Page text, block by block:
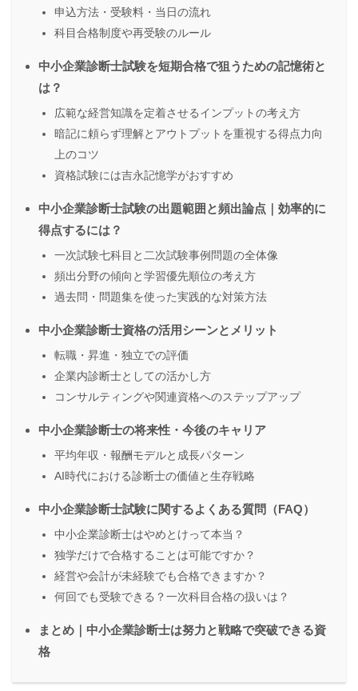
申込方法・受験料・当日の流れ
科目合格制度や再受験のルール
中小企業診断士試験を短期合格で狙うための記憶術と
は？
広範な経営知識を定着させるインプットの考え方
暗記に頼らず理解とアウトプットを重視する得点力向
上のコツ
資格試験には吉永記憶学がおすすめ
中小企業診断士試験の出題範囲と頻出論点｜効率的に
得点するには？
一次試験七科目と二次試験事例問題の全体像
頻出分野の傾向と学習優先順位の考え方
過去問・問題集を使った実践的な対策方法
中小企業診断士資格の活用シーンとメリット
転職・昇進・独立での評価
企業内診断士としての活かし方
コンサルティングや関連資格へのステップアップ
中小企業診断士の将来性・今後のキャリア
平均年収・報酬モデルと成長パターン
AI時代における診断士の価値と生存戦略
中小企業診断士試験に関するよくある質問（FAQ）
中小企業診断士はやめとけって本当？
独学だけで合格することは可能ですか？
経営や会計が未経験でも合格できますか？
何回でも受験できる？一次科目合格の扱いは？
まとめ｜中小企業診断士は努力と戦略で突破できる資
格